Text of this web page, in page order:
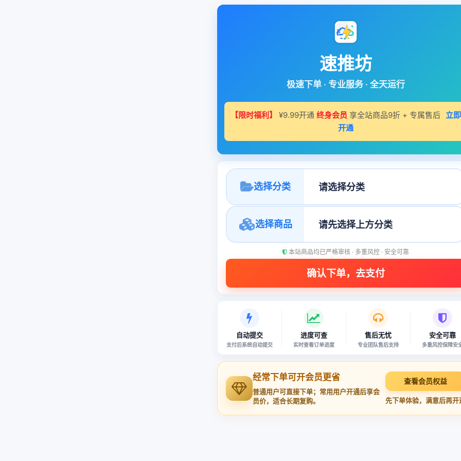
速推坊
极速下单 · 专业服务 · 全天运行
【限时福利】 ¥9.99开通 终身会员 享全站商品9折 + 专属售后 立即
开通
选择分类
选择商品
本站商品均已严格审核 · 多重风控 · 安全可靠
自动提交
支付后系统自动提交
进度可查
实时查看订单进度
售后无忧
专业团队售后支持
安全可靠
多重风控保障安
经常下单可开会员更省
普通用户可直接下单；常用用户开通后享会
员价，适合长期复购。
查看会员权益
先下单体验，满意后再开